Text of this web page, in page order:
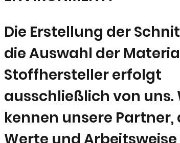
Die Erstellung der
die Auswahl der
Stoffhersteller erfolgt
ausschließlich von uns.
kennen unsere Partner,